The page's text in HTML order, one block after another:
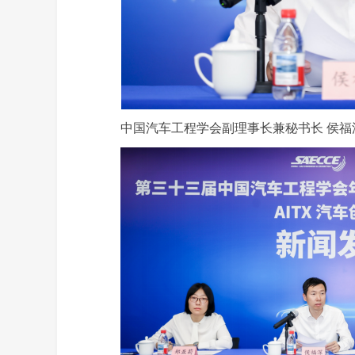
中国汽车工程学会副理事长兼秘书长 侯福